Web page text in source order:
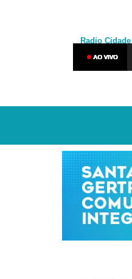
Radio Cidade